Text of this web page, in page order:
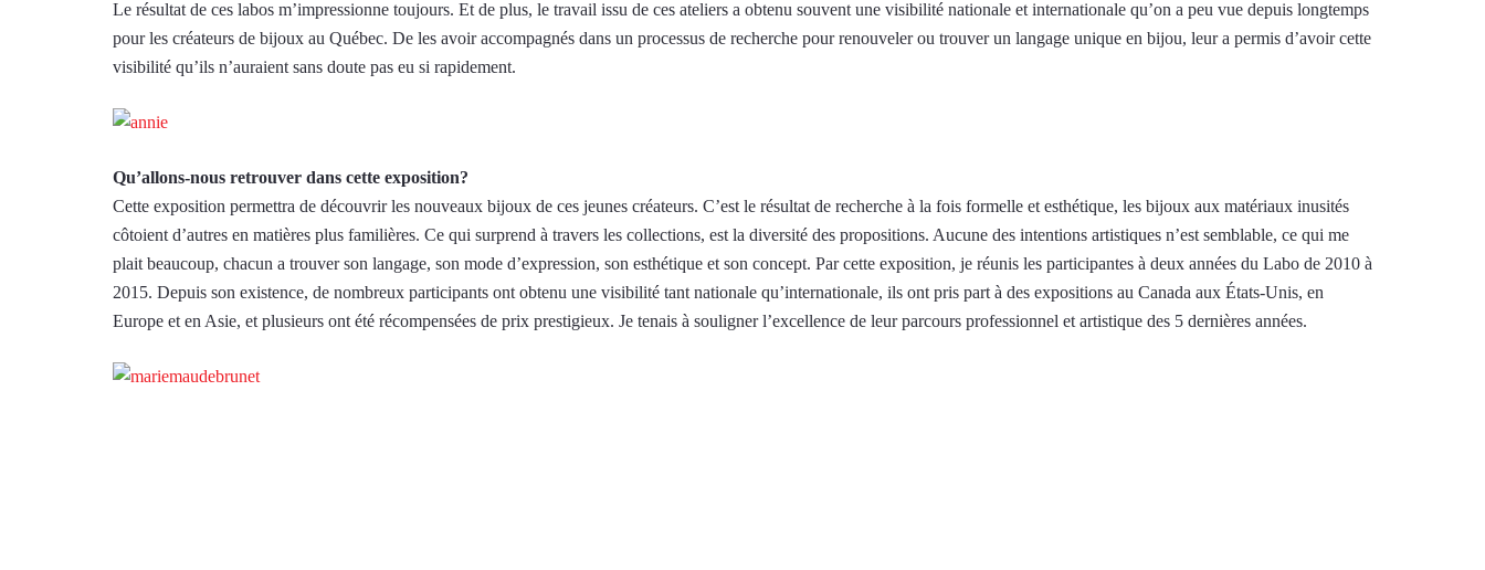
Le résultat de ces labos m’impressionne toujours. Et de plus, le travail issu de ces ateliers a obtenu souvent une visibilité nationale et internationale qu’on a peu vue depuis longtemps
pour les créateurs de bijoux au Québec. De les avoir accompagnés dans un processus de recherche pour renouveler ou trouver un langage unique en bijou, leur a permis d’avoir cette
visibilité qu’ils n’auraient sans doute pas eu si rapidement.
Qu’allons-nous retrouver dans cette exposition?
Cette exposition permettra de découvrir les nouveaux bijoux de ces jeunes créateurs. C’est le résultat de recherche à la fois formelle et esthétique, les bijoux aux matériaux inusités
côtoient d’autres en matières plus familières. Ce qui surprend à travers les collections, est la diversité des propositions. Aucune des intentions artistiques n’est semblable, ce qui me
plait beaucoup, chacun a trouver son langage, son mode d’expression, son esthétique et son concept. Par cette exposition, je réunis les participantes à deux années du Labo de 2010 à
2015. Depuis son existence, de nombreux participants ont obtenu une visibilité tant nationale qu’internationale, ils ont pris part à des expositions au Canada aux États-Unis, en
Europe et en Asie, et plusieurs ont été récompensées de prix prestigieux. Je tenais à souligner l’excellence de leur parcours professionnel et artistique des 5 dernières années.